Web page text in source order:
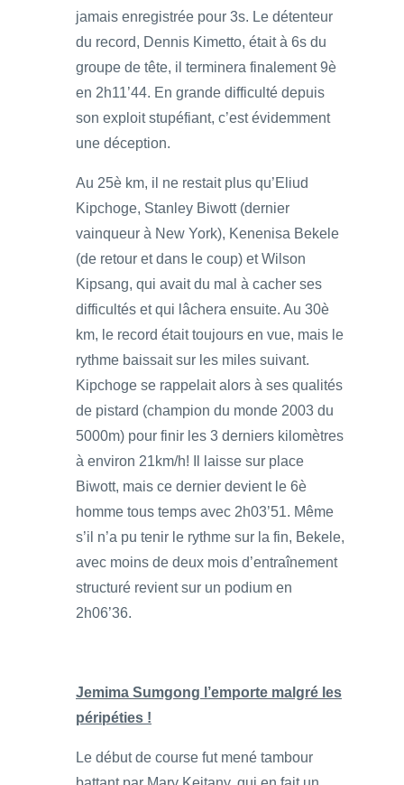
jamais enregistrée pour 3s. Le détenteur
du record, Dennis Kimetto, était à 6s du
groupe de tête, il terminera finalement 9è
en 2h11’44. En grande difficulté depuis
son exploit stupéfiant, c’est évidemment
une déception.
Au 25è km, il ne restait plus qu’Eliud
Kipchoge, Stanley Biwott (dernier
vainqueur à New York), Kenenisa Bekele
(de retour et dans le coup) et Wilson
Kipsang, qui avait du mal à cacher ses
difficultés et qui lâchera ensuite. Au 30è
km, le record était toujours en vue, mais le
rythme baissait sur les miles suivant.
Kipchoge se rappelait alors à ses qualités
de pistard (champion du monde 2003 du
5000m) pour finir les 3 derniers kilomètres
à environ 21km/h! Il laisse sur place
Biwott, mais ce dernier devient le 6è
homme tous temps avec 2h03’51. Même
s’il n’a pu tenir le rythme sur la fin, Bekele,
avec moins de deux mois d’entraînement
structuré revient sur un podium en
2h06’36.
Jemima Sumgong l’emporte malgré les
péripéties !
Le début de course fut mené tambour